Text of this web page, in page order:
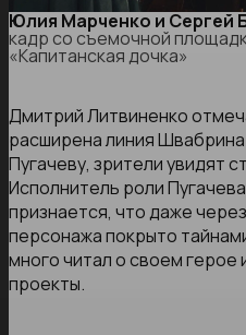
Юлия Марченко и Сергей
кадр со съемочной
«Капитанская дочка»
Дмитрий Литвиненко
расширена линия
Пугачеву, зрители увидят
Исполнитель роли
признается, что даже
персонажа покрыто
много читал о своем
проекты.